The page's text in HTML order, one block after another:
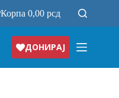
Корпа0,00рсд
ДОНИРАЈ